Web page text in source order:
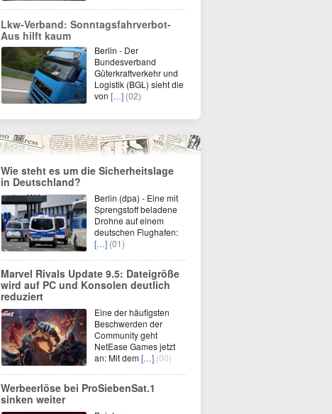
Lkw-Verband: Sonntagsfahrverbot-
Aus hilft kaum
Berlin - Der
Bundesverband
Güterkraftverkehr und
Logistik (BGL) sieht die
von […] (02)
Wie steht es um die Sicherheitslage
in Deutschland?
Berlin (dpa) - Eine mit
Sprengstoff beladene
Drohne auf einem
deutschen Flughafen:
[…] (01)
Marvel Rivals Update 9.5: Dateigröße
wird auf PC und Konsolen deutlich
reduziert
Eine der häufigsten
Beschwerden der
Community geht
NetEase Games jetzt
an: Mit dem[…] (00)
Werbeerlöse bei ProSiebenSat.1
sinken weiter